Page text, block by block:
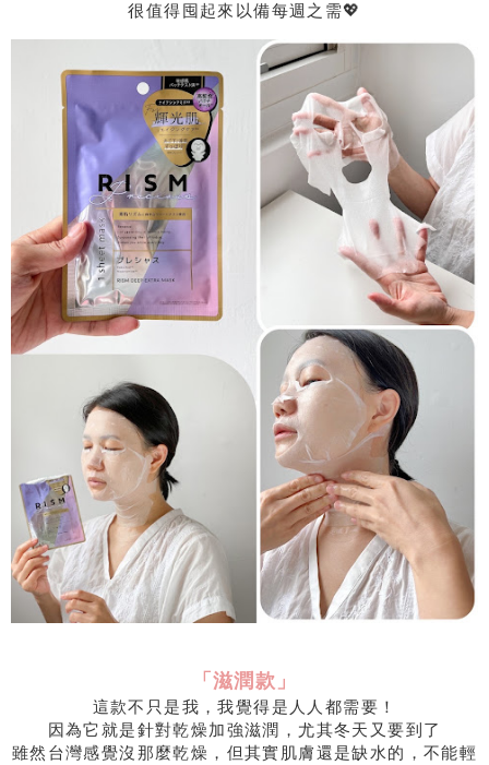
很值得囤起來以備每週之需💖
「滋潤款」
這款不只是我，我覺得是人人都需要！
因為它就是針對乾燥加強滋潤，尤其冬天又要到了
雖然台灣感覺沒那麼乾燥，但其實肌膚還是缺水的，不能輕